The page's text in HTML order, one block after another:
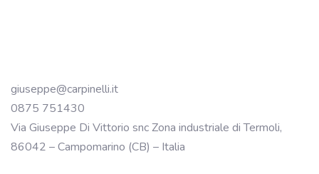
giuseppe@carpinelli.it
0875 751430
Via Giuseppe Di Vittorio snc Zona industriale di Termoli,
86042 – Campomarino (CB) – Italia